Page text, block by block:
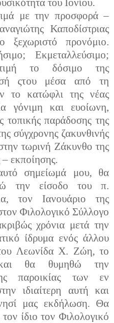
του Ιονίου.
με την προσφορά –
Καποδίστριας
ξεχωριστό προνόμιο.
Εκμεταλλεύσιμο;
τιμή το δόσιμο της
ςτου μέσα από τη
το κατώφλι της νέας
γόνιμη και ευοίωνη,
τοπικής παράδοσης της
σύγχρονης ζακυνθινής
τωρινή Ζάκυνθο της
– εκποίησης.
σημείωμά μου, θα
την είσοδο του π.
τον Ιανουάριο της
Φιλολογικό Σύλλογο
χρόνια μετά την
ίδρυμα ενός άλλου
Λεωνίδα Χ. Ζώη, το
θα θυμηθώ την
παροικίας των εν
ιδιαίτερη αυτή και
μας εκδήλωση. Θα
ίδιο τον Φιλολογικό